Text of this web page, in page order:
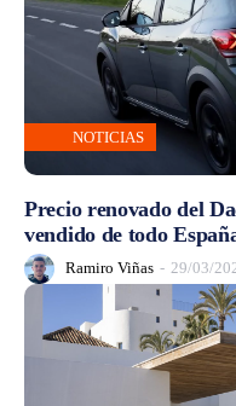
NOTICIAS
Precio renovado del
vendido de todo
Ramiro Viñas - 29/03/